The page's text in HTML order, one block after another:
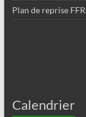
Plan de reprise FFR
Calendrier